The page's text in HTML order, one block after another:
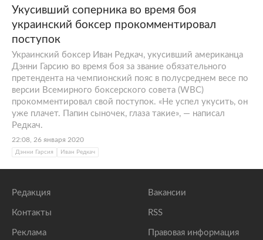
Укусивший соперника во время боя
украинский боксер прокомментировал
поступок
Украинский боксер Иван Редкач, укусивший американца
Дэнни Гарсию во время боя за звание обязательного
претендента на чемпионский пояс в полусреднем весе по
версии Всемирного боксерского совета (WBC)
прокомментировал свой поступок. «Не успел укусить, он
уже плачет. Папин сыночек, глаза такие», — написал
Редкач.
22:08, 26 января 2020
Дэнни Гарсия Иван Редкач
Редакция
Контакты
Реклама
Вакансии
RSS
Правовая информация